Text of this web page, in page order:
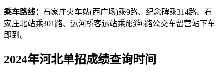
乘车路线： 石家庄火车站(西广场)乘9路、纪念碑乘314路、石
家庄北站乘301路、运河桥客运站乘旅游6路公交车留营站下车
即到。
2024年河北单招成绩查询时间